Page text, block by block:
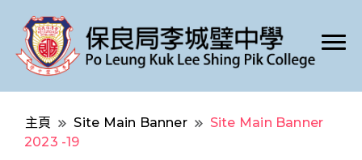
Po Leung Kuk Lee Shing Pik College
主頁 Site Main Banner
Site Main Banner
2023 -19